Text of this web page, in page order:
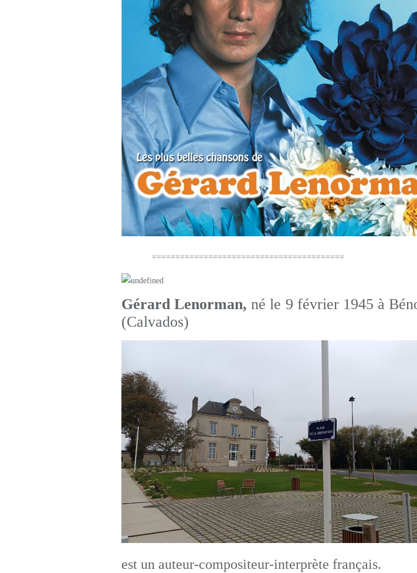
=========================================
Gérard Lenorman, né le 9 février 1945 à
(Calvados)
est un auteur-compositeur-interprète français.